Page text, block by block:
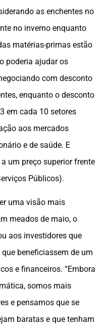
as enchentes no
no inverno enquanto
matérias-primas estão
poderia ajudar os
com desconto
enquanto o desconto
em cada 10 setores
aos mercados
e de saúde. E
um preço superior frente
Públicos).
uma visão mais
meados de maio, o
aos investidores que
beneficiassem de um
e financeiros. “Embora
somos mais
e pensamos que se
baratas e que tenham